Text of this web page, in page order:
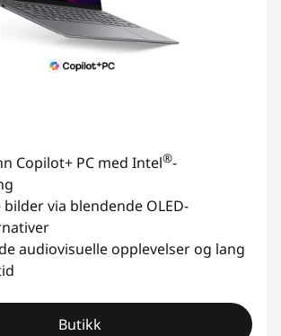
Copilot+ PC med Intel®-
bilder via blendende OLED-
audiovisuelle opplevelser og lang
Butikk